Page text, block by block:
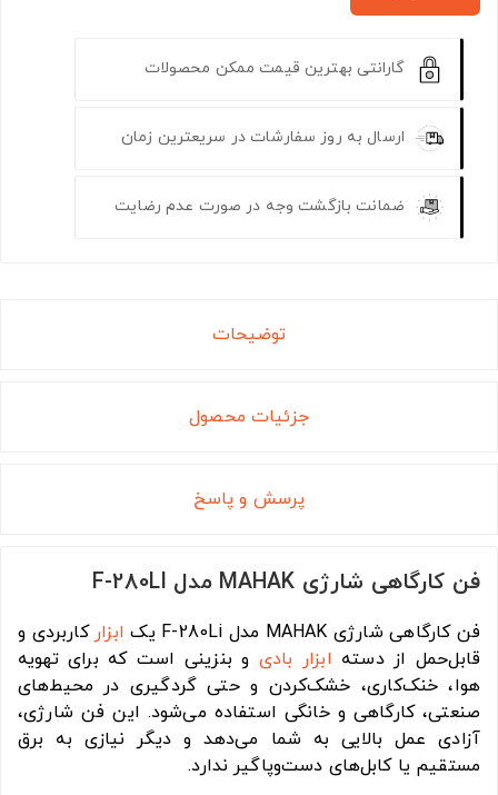
گارانتی بهترین قیمت ممکن محصولات
ارسال به روز سفارشات در سریعترین زمان
ضمانت بازگشت وجه در صورت عدم رضایت
توضیحات
جزئیات محصول
پرسش و پاسخ
فن کارگاهی شارژی MAHAK مدل F-280LI
فن کارگاهی شارژی MAHAK مدل F-280Li یک ابزار کاربردی و
قابل‌حمل از دسته ابزار بادی و بنزینی است که برای تهویه
هوا، خنک‌کاری، خشک‌کردن و حتی گردگیری در محیط‌های
صنعتی، کارگاهی و خانگی استفاده می‌شود. این فن شارژی،
آزادی عمل بالایی به شما می‌دهد و دیگر نیازی به برق
مستقیم یا کابل‌های دست‌وپاگیر ندارد.